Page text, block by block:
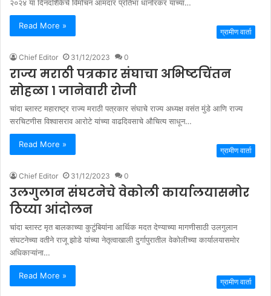
२०२४ या दिनदर्शिकेचे विमोचन आमदार प्रतिभा धानोरकर यांच्या…
Read More »
ग्रामीण वार्ता
Chief Editor 31/12/2023 0
राज्य मराठी पत्रकार संघाचा अभिष्टचिंतन
सोहळा १ जानेवारी रोजी
चांदा ब्लास्ट महाराष्ट्र राज्य मराठी पत्रकार संघाचे राज्य अध्यक्ष वसंत मुंडे आणि राज्य
सरचिटणीस विश्वासराव आरोटे यांच्या वाढदिवसाचे औचित्य साधून…
Read More »
ग्रामीण वार्ता
Chief Editor 31/12/2023 0
उलगुलान संघटनेचे वेकोली कार्यालयासमोर
ठिय्या आंदोलन
चांदा ब्लास्ट मृत बालकाच्या कुटुंबियांना आर्थिक मदत देण्याच्या मागणीसाठी उलगुलान
संघटनेच्या वतीने राजू झोडे यांच्या नेतृत्वाखाली दुर्गापुरातील वेकोलीच्या कार्यालयासमोर
अधिकाऱ्यांना…
Read More »
ग्रामीण वार्ता